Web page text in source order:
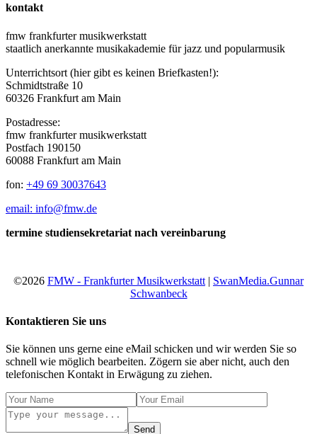
kontakt
fmw frankfurter musikwerkstatt
staatlich anerkannte musikakademie für jazz und popularmusik
Unterrichtsort (hier gibt es keinen Briefkasten!):
Schmidtstraße 10
60326 Frankfurt am Main
Postadresse:
fmw frankfurter musikwerkstatt
Postfach 190150
60088 Frankfurt am Main
fon: +49 69 30037643
email: info@fmw.de
termine studiensekretariat nach vereinbarung
©2026 FMW - Frankfurter Musikwerkstatt | SwanMedia.Gunnar
Schwanbeck
Kontaktieren Sie uns
Sie können uns gerne eine eMail schicken und wir werden Sie so
schnell wie möglich bearbeiten. Zögern sie aber nicht, auch den
telefonischen Kontakt in Erwägung zu ziehen.
Send